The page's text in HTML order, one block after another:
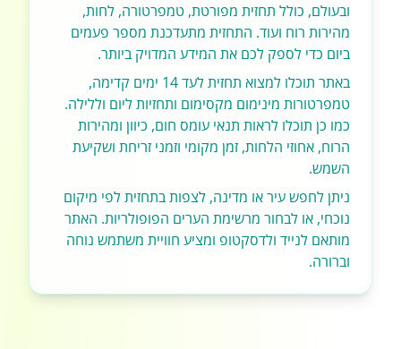
ובעולם, כולל תחזית מפורטת, טמפרטורה, לחות,
מהירות רוח ועוד. התחזית מתעדכנת מספר פעמים
ביום כדי לספק לכם את המידע המדויק ביותר.
באתר תוכלו למצוא תחזית לעד 14 ימים קדימה,
טמפרטורות מינימום מקסימום ותחזיות ליום וללילה.
כמו כן תוכלו לראות תנאי עומס חום, כיוון ומהירות
הרוח, אחוזי הלחות, זמן מקומי וזמני זריחת ושקיעת
השמש.
ניתן לחפש עיר או מדינה, לצפות בתחזית לפי מיקום
נוכחי, או לבחור מרשימת הערים הפופולריות. האתר
מותאם לנייד ולדסקטופ ומציע חוויית משתמש נוחה
וברורה.